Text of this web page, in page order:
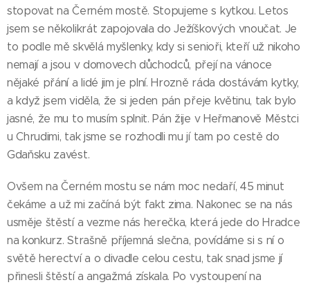
stopovat na Černém mostě. Stopujeme s kytkou. Letos
jsem se několikrát zapojovala do Ježíškových vnoučat. Je
to podle mě skvělá myšlenky, kdy si senioři, kteří už nikoho
nemají a jsou v domovech důchodců, přejí na vánoce
nějaké přání a lidé jim je plní. Hrozně ráda dostávám kytky,
a když jsem viděla, že si jeden pán přeje květinu, tak bylo
jasné, že mu to musím splnit. Pán žije v Heřmanově Městci
u Chrudimi, tak jsme se rozhodli mu jí tam po cestě do
Gdaňsku zavést.
Ovšem na Černém mostu se nám moc nedaří, 45 minut
čekáme a už mi začíná být fakt zima. Nakonec se na nás
usměje štěstí a vezme nás herečka, která jede do Hradce
na konkurz. Strašně příjemná slečna, povídáme si s ní o
světě herectví a o divadle celou cestu, tak snad jsme jí
přinesli štěstí a angažmá získala. Po vystoupení na